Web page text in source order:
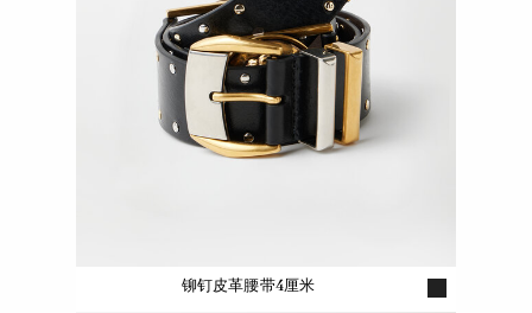
铆钉皮革腰带4厘米